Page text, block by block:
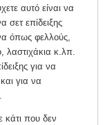
αυτό είναι να
σετ επίδειξης
όπως φελλούς,
λαστιχάκια κ.λπ.
για να
για να
κάτι που δεν